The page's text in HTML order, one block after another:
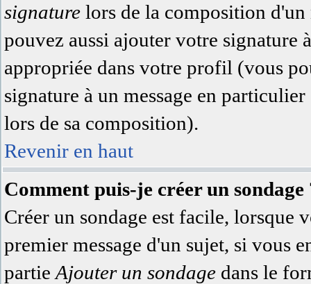
signature lors de la composition d'un
pouvez aussi ajouter votre signature
appropriée dans votre profil (vous
signature à un message en
lors de sa composition).
Revenir en haut
Comment puis-je créer un sondage
Créer un sondage est facile, lorsque
premier message d'un sujet, si vous
partie Ajouter un sondage dans le